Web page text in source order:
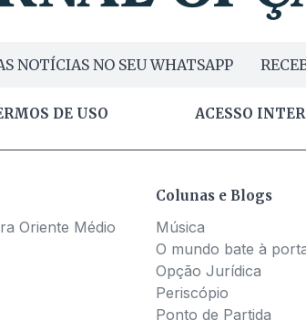
NOTÍCIAS NO SEU WHATSAPP
DE USO ACESSO
Oriente Médio
Colunas e Blogs
Música
O mundo bate à
Opção Jurídica
Periscópio
Ponto de Partida